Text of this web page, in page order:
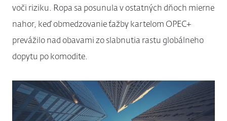
voči riziku. Ropa sa posunula v ostatných dňoch mierne
nahor, keď obmedzovanie ťažby kartelom OPEC+
prevážilo nad obavami zo slabnutia rastu globálneho
dopytu po komodite.